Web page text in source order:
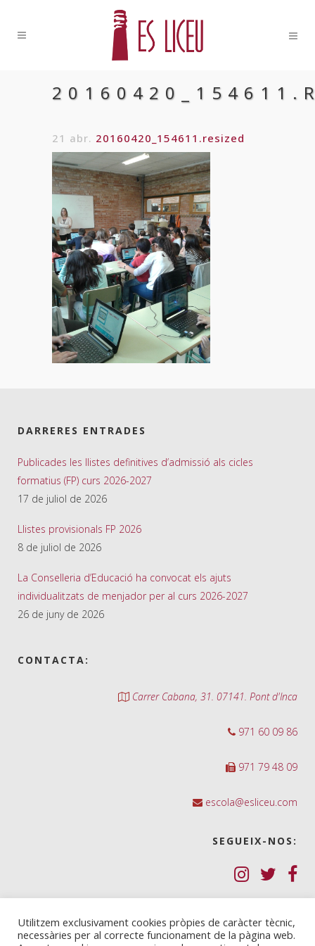
21 abr. 20160420_154611.resized
DARRERES ENTRADES
Publicades les llistes definitives d’admissió als cicles
formatius (FP) curs 2026-2027
17 de juliol de 2026
Llistes provisionals FP 2026
8 de juliol de 2026
La Conselleria d’Educació ha convocat els ajuts
individualitzats de menjador per al curs 2026-2027
26 de juny de 2026
CONTACTA:
Carrer Cabana, 31. 07141. Pont d'Inca
971 60 09 86
971 79 48 09
escola@esliceu.com
SEGUEIX-NOS:
Política de Galetes (cookies)
Utilitzem exclusivament cookies pròpies de caràcter tècnic,
necessàries per al correcte funcionament de la pàgina web.